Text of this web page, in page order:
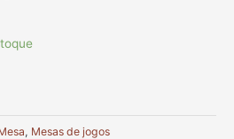
, Mesas de jogos